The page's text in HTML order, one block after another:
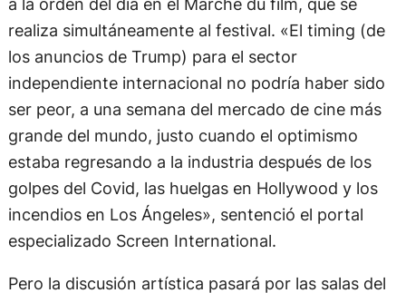
los anuncios de Trump) para el sector
independiente internacional no podría haber sido
ser peor, a una semana del mercado de cine más
grande del mundo, justo cuando el optimismo
estaba regresando a la industria después de los
golpes del Covid, las huelgas en Hollywood y los
incendios en Los Ángeles», sentenció el portal
especializado Screen International.
Pero la discusión artística pasará por las salas del
Palais -bautizadas con nombres ilustres: Lumière,